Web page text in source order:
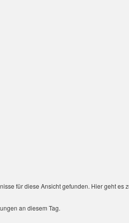
für diese Ansicht gefunden. Hier geht es
an diesem Tag.